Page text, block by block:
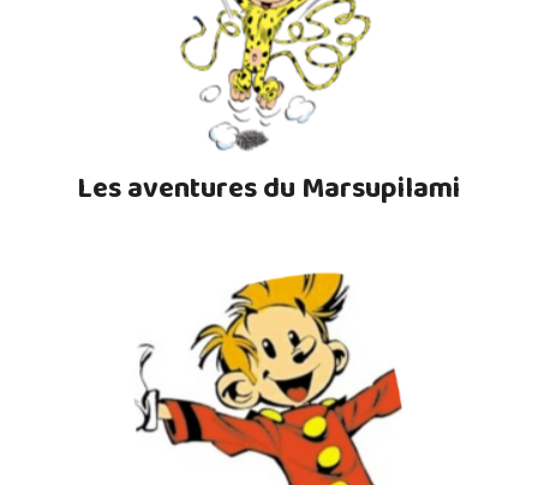
Les aventures du Marsupilami